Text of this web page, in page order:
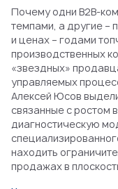
Почему одни B2B-
темпами, а другие –
и ценах – годами
производственных
«звездных»
управляемых
Алексей Юсов
связанные с ростом
диагностическую
находить
продажах в